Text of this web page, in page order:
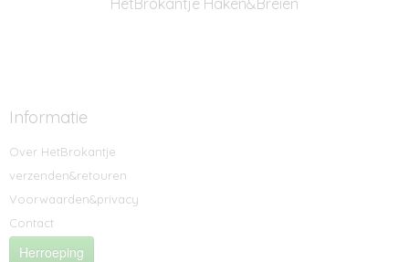
HetBrokantje Haken&Breien
Informatie
Over HetBrokantje
verzenden&retouren
Voorwaarden&privacy
Contact
Herroeping